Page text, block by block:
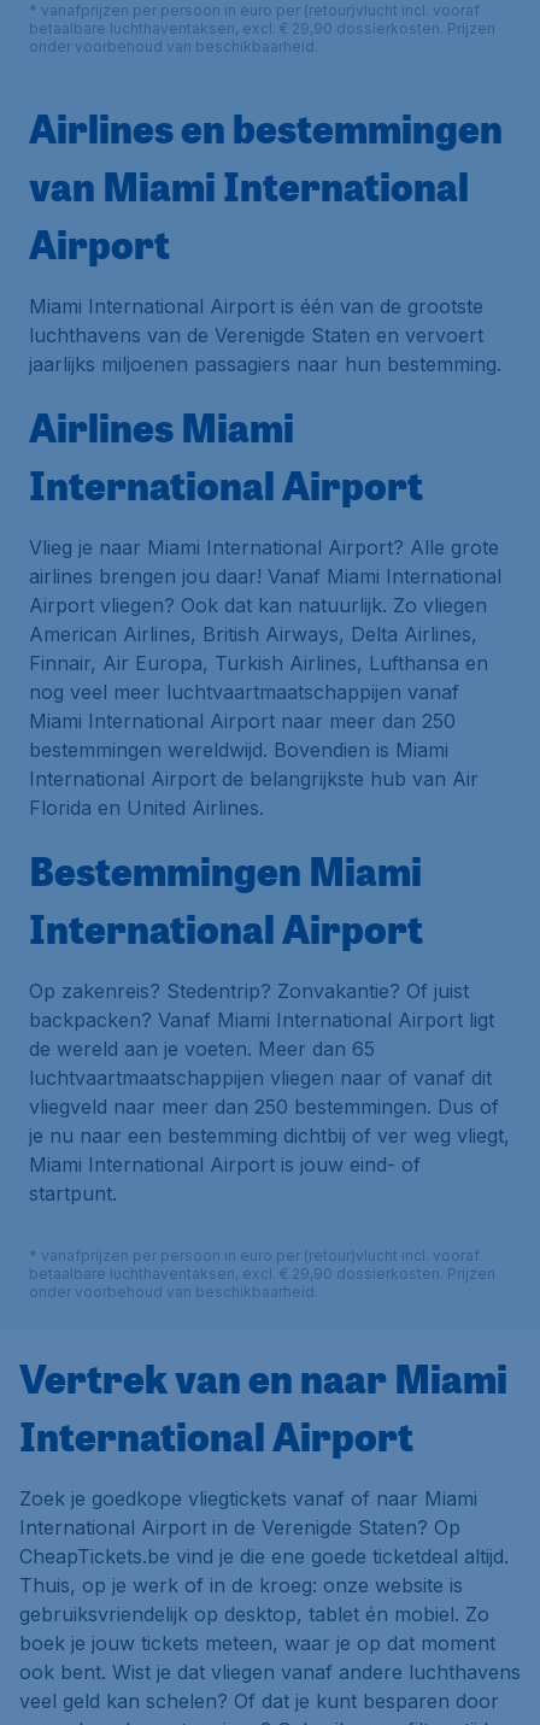
* vanafprijzen per persoon in euro per (retour)vlucht incl. vooraf
betaalbare luchthaventaksen, excl. € 29,90 dossierkosten. Prijzen
onder voorbehoud van beschikbaarheid.
Airlines en bestemmingen
van Miami International
Airport
Miami International Airport is één van de grootste
luchthavens van de Verenigde Staten en vervoert
jaarlijks miljoenen passagiers naar hun bestemming.
Airlines Miami
International Airport
Vlieg je naar Miami International Airport? Alle grote
airlines brengen jou daar! Vanaf Miami International
Airport vliegen? Ook dat kan natuurlijk. Zo vliegen
American Airlines, British Airways, Delta Airlines,
Finnair, Air Europa, Turkish Airlines, Lufthansa en
nog veel meer luchtvaartmaatschappijen vanaf
Miami International Airport naar meer dan 250
bestemmingen wereldwijd. Bovendien is Miami
International Airport de belangrijkste hub van Air
Florida en United Airlines.
Bestemmingen Miami
International Airport
Op zakenreis? Stedentrip? Zonvakantie? Of juist
backpacken? Vanaf Miami International Airport ligt
de wereld aan je voeten. Meer dan 65
luchtvaartmaatschappijen vliegen naar of vanaf dit
vliegveld naar meer dan 250 bestemmingen. Dus of
je nu naar een bestemming dichtbij of ver weg vliegt,
Miami International Airport is jouw eind- of
startpunt.
* vanafprijzen per persoon in euro per (retour)vlucht incl. vooraf
betaalbare luchthaventaksen, excl. € 29,90 dossierkosten. Prijzen
onder voorbehoud van beschikbaarheid.
Vertrek van en naar Miami
International Airport
Zoek je goedkope vliegtickets vanaf of naar Miami
International Airport in de Verenigde Staten? Op
CheapTickets.be vind je die ene goede ticketdeal altijd.
Thuis, op je werk of in de kroeg: onze website is
gebruiksvriendelijk op desktop, tablet én mobiel. Zo
boek je jouw tickets meteen, waar je op dat moment
ook bent. Wist je dat vliegen vanaf andere luchthavens
veel geld kan schelen? Of dat je kunt besparen door